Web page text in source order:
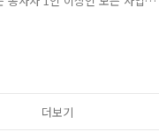
위한 「2019년 기준 사업체
조사목적- 서대문구의 모든
더보기